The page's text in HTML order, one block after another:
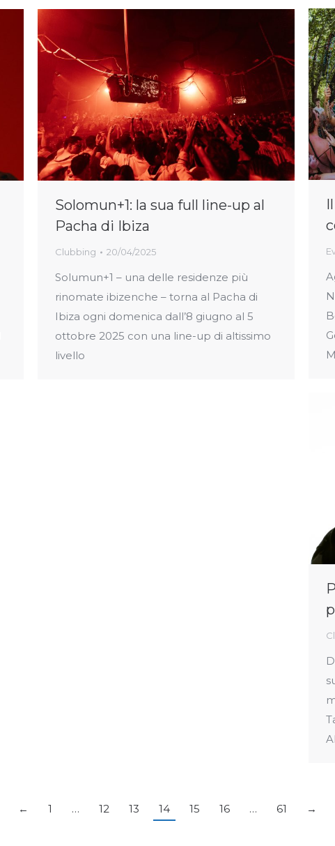
Solomun+1: la sua full line-up al
Pacha di Ibiza
Clubbing 20/04/2025
Solumun+1 – una delle residenze più
rinomate ibizenche – torna al Pacha di
Ibiza ogni domenica dall’8 giugno al 5
ottobre 2025 con una line-up di altissimo
livello
← 1 … 12 13 14 15 16 … 61 →